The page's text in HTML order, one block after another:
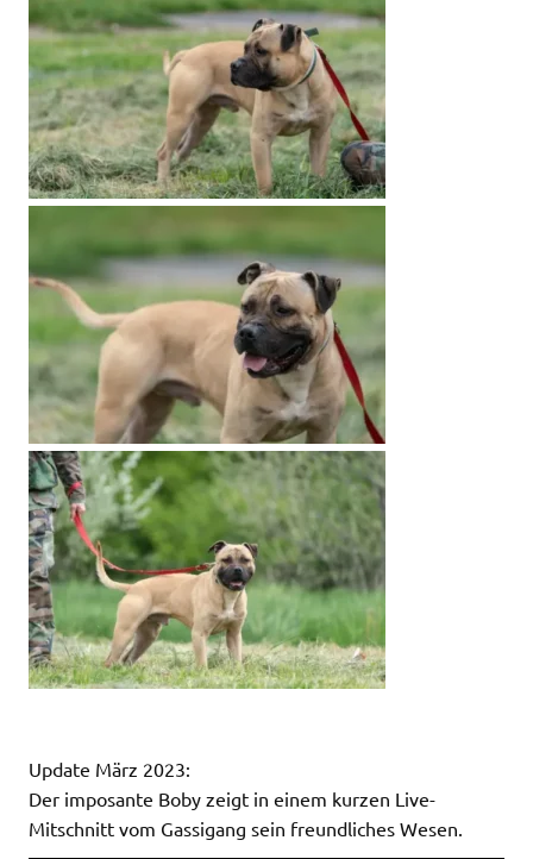
Update März 2023:
Der imposante Boby zeigt in einem kurzen Live-
Mitschnitt vom Gassigang sein freundliches Wesen.